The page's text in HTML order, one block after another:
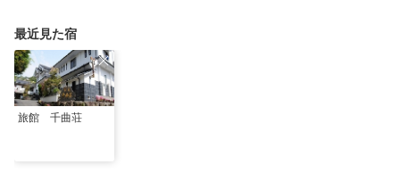
最近見た宿
旅館 千曲荘